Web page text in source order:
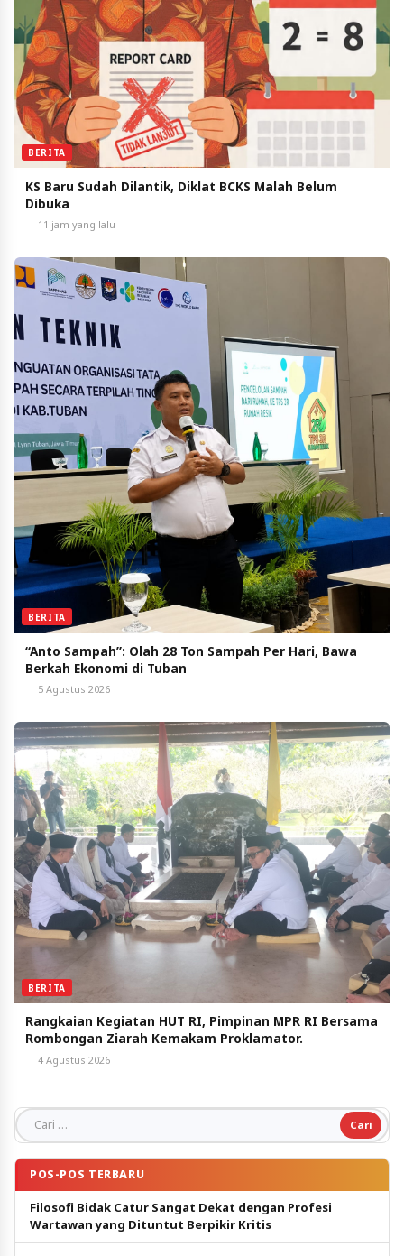
BERITA
KS Baru Sudah Dilantik, Diklat BCKS Malah Belum
Dibuka
11 jam yang lalu
BERITA
“Anto Sampah”: Olah 28 Ton Sampah Per Hari, Bawa
Berkah Ekonomi di Tuban
5 Agustus 2026
BERITA
Rangkaian Kegiatan HUT RI, Pimpinan MPR RI Bersama
Rombongan Ziarah Kemakam Proklamator.
4 Agustus 2026
Cari untuk:
POS-POS TERBARU
Filosofi Bidak Catur Sangat Dekat dengan Profesi
Wartawan yang Dituntut Berpikir Kritis